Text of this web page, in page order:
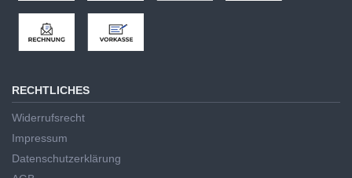
RECHTLICHES
Widerrufsrecht
Impressum
Datenschutzerklärung